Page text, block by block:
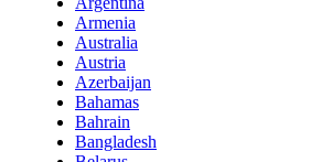
Armenia
Australia
Austria
Azerbaijan
Bahamas
Bahrain
Bangladesh